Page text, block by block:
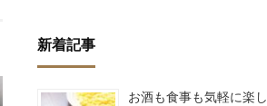
新着記事
お酒も食事も気軽に楽